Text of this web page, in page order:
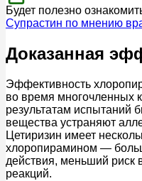
Будет полезно
Супрастин по мнению
Доказанная
Эффективность
во время многочленных
результатам испытаний
вещества устраняют
Цетиризин имеет
хлоропирамином —
действия, меньший риск
реакций.